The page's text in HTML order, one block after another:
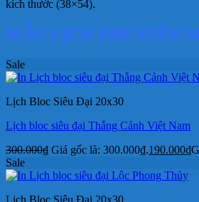
kích thước (38×54).
MẪU LỊCH PHÙ ĐIÊU
Sale
Lịch Bloc Siêu Đại 20x30
Lịch bloc siêu đại Thắng Cảnh Việt Nam
300.000₫ Giá gốc là: 300.000₫.190.000₫
Sale
Lịch Bloc Siêu Đại 20x30